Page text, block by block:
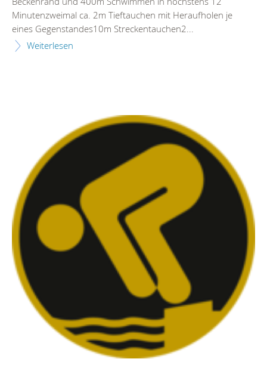
Minutenzweimal ca. 2m Tieftauchen mit Heraufholen je
eines Gegenstandes10m Streckentauchen2...
Weiterlesen